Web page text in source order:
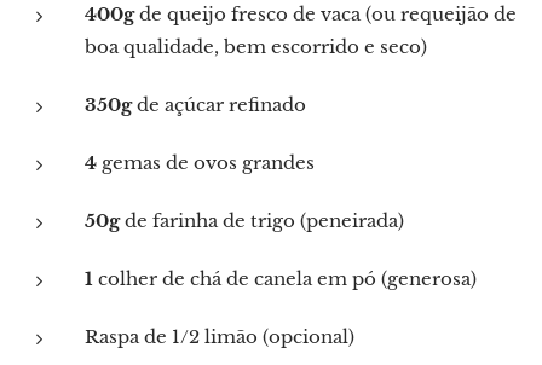
400gde queijo fresco de vaca (ou requeijão de
boa qualidade, bem escorrido e seco)
350gde açúcar refinado
4 gemas de ovos grandes
50gde farinha de trigo (peneirada)
1 colher de chá de canela em pó (generosa)
Raspa de 1/2 limão (opcional)